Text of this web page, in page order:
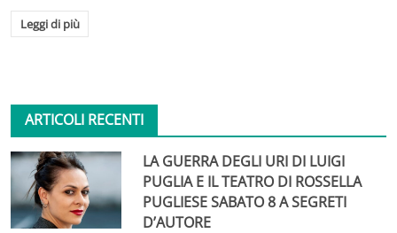
Leggi di più
ARTICOLI RECENTI
LA GUERRA DEGLI URI DI LUIGI
PUGLIA E IL TEATRO DI ROSSELLA
PUGLIESE SABATO 8 A SEGRETI
D’AUTORE